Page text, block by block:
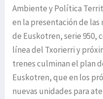
Ambiente y Política
en la presentación de
de Euskotren, serie 950,
línea del Txorierri y
trenes culminan el plan
Euskotren, que en los
nuevas unidades para